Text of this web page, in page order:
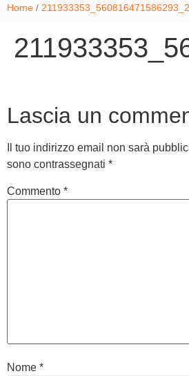
Home /
Lascia un
Il tuo indirizzo email non sarà
sono contrassegnati *
Commento *
Nome *